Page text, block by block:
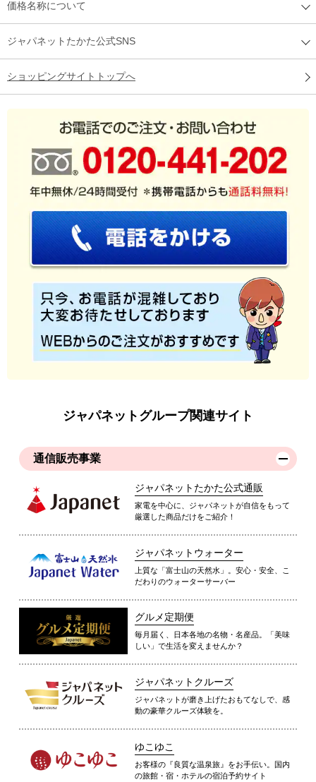
価格名称について
ジャパネットたかた公式SNS
ショッピングサイトトップへ
ジャパネットグループ関連サイト
通信販売事業
ジャパネットたかた公式通販
家電を中心に、ジャパネットが自信をもって
厳選した商品だけをご紹介！
ジャパネットウォーター
上質な「富士山の天然水」。安心・安全、こ
だわりのウォーターサーバー
グルメ定期便
毎月届く、日本各地の名物・名産品。「美味
しい」で生活を変えませんか？
ジャパネットクルーズ
ジャパネットが磨き上げたおもてなしで、感
動の豪華クルーズ体験を。
ゆこゆこ
お客様の『良質な温泉旅』をお手伝い。国内
の旅館・宿・ホテルの宿泊予約サイト